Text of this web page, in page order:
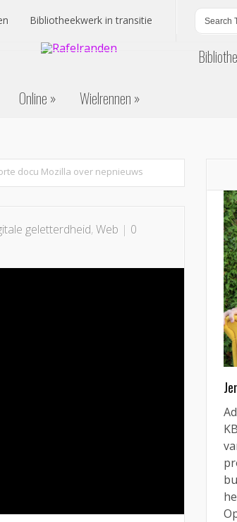
Bibliotheekwerk in transitie
Online Wielrennen
docu Mozilla over nepnieuws
geletterdheid, Web | 0